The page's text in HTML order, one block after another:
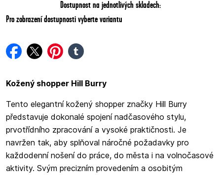
Dostupnost na jednotlivých skladech:
Pro zobrazení dostupnosti vyberte variantu
facebook
twitterpinterest
tumblr
Kožený shopper Hill Burry
Tento elegantní kožený shopper značky Hill Burry
představuje dokonalé spojení nadčasového stylu,
prvotřídního zpracování a vysoké praktičnosti. Je
navržen tak, aby splňoval náročné požadavky pro
každodenní nošení do práce, do města i na volnočasové
aktivity. Svým precizním provedením a osobitým